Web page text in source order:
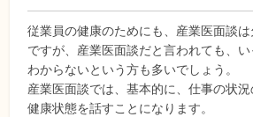
従業員の健康のためにも、産業医面談は
ですが、産業医面談だと言われても、
わからないという方も多いでしょう。
産業医面談では、基本的に、仕事の状
健康状態を話すことになります。